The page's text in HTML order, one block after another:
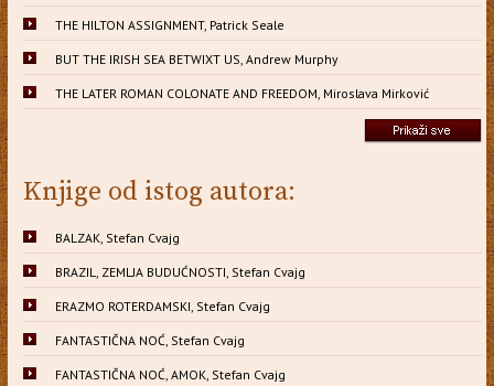
THE HILTON ASSIGNMENT, Patrick Seale
BUT THE IRISH SEA BETWIXT US, Andrew Murphy
THE LATER ROMAN COLONATE AND FREEDOM, Miroslava Mirković
Knjige od istog autora:
BALZAK, Stefan Cvajg
BRAZIL, ZEMLJA BUDUĆNOSTI, Stefan Cvajg
ERAZMO ROTERDAMSKI, Stefan Cvajg
FANTASTIČNA NOĆ, Stefan Cvajg
FANTASTIČNA NOĆ, AMOK, Stefan Cvajg